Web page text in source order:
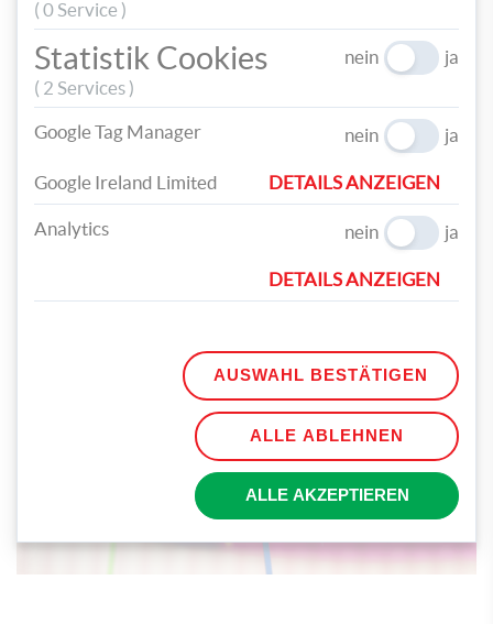
Schritt 4: Stechen Sie zwei Löcher in den oberen Teil
der Papprolle und befestigen Sie ein Band als
Aufhängung. Befüllen Sie die Mini-Piñata mit Konfetti
Fertig ist die Mini-Piñata! Wir daran gezogen, können
sich Ihre Gäste an kleinen Überraschungen erfreuen!
( 0 Service )
Statistik Cookies
( 2 Services )
nein ja
Google Tag Manager nein ja
Google Ireland Limited DETAILS ANZEIGEN
Analytics nein ja
DETAILS ANZEIGEN
AUSWAHL BESTÄTIGEN
ALLE ABLEHNEN
ALLE AKZEPTIEREN